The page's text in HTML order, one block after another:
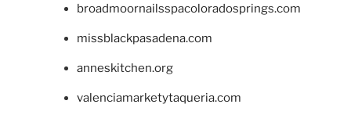
broadmoornailsspacoloradosprings.com
missblackpasadena.com
anneskitchen.org
valenciamarketytaqueria.com